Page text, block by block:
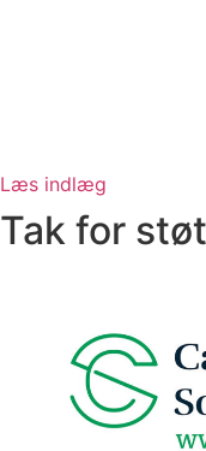
Læs indlæg
Tak for